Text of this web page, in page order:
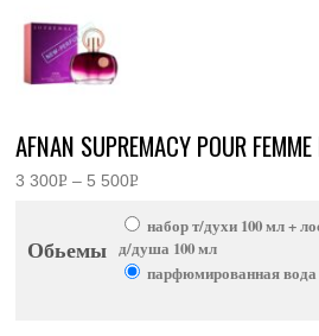
AFNAN SUPREMACY POUR
3 300Р – 5 500Р
300руб.
Обьемы
набор т/духи 100 мл +
д/душа 100 мл
парфюмированная вода